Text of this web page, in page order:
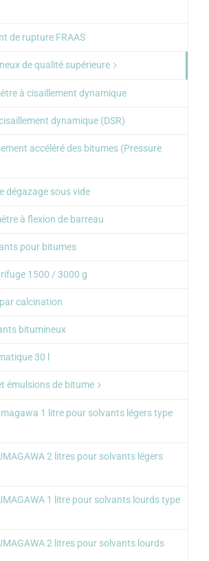
de rupture FRAAS
de qualité supérieure
à cisaillement dynamique
dynamique (DSR)
accéléré des bitumes (Pressure
dégazage sous vide
à flexion de barreau
pour bitumes
1500 / 3000 g
calcination
bitumineux
30 l
émulsions de bitume
1 litre pour solvants légers type
2 litres pour solvants légers
1 litre pour solvants lourds type
2 litres pour solvants lourds